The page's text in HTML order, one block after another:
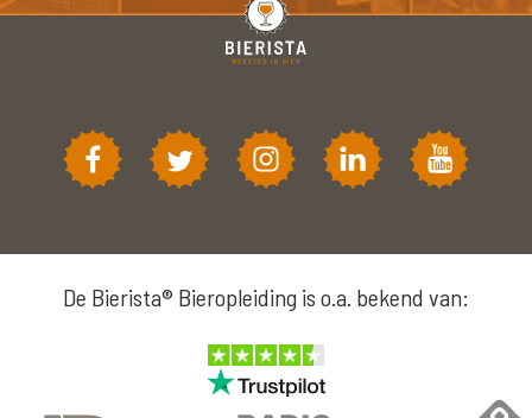
De Bierista® Bieropleiding is o.a. bekend van: